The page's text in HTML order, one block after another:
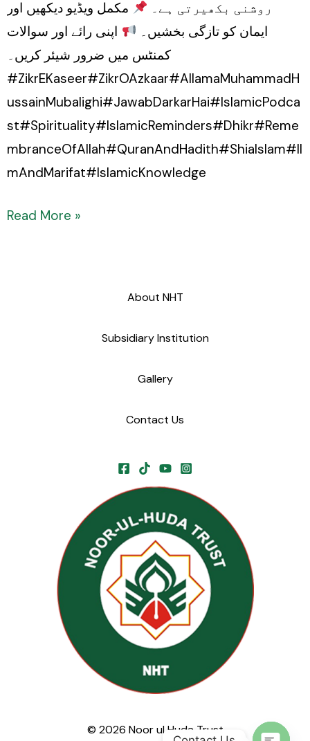
روشنی بکھیرتی ہے۔
مکمل ویڈیو دیکھیں اور
ایمان کو تازگی بخشیں۔
اپنی رائے اور سوالات
کمنٹس میں ضرور شیئر کریں۔
#ZikrEKaseer#ZikrOAzkaar#AllamaMuhammadH
ussainMubalighi#JawabDarkarHai#IslamicPodca
st#Spirituality#IslamicReminders#Dhikr#Reme
mbranceOfAllah#QuranAndHadith#ShiaIslam#Il
mAndMarifat#IslamicKnowledge
Read More »
About NHT
Subsidiary Institution
Gallery
Contact Us
© 2026 Noor ul Huda Trust